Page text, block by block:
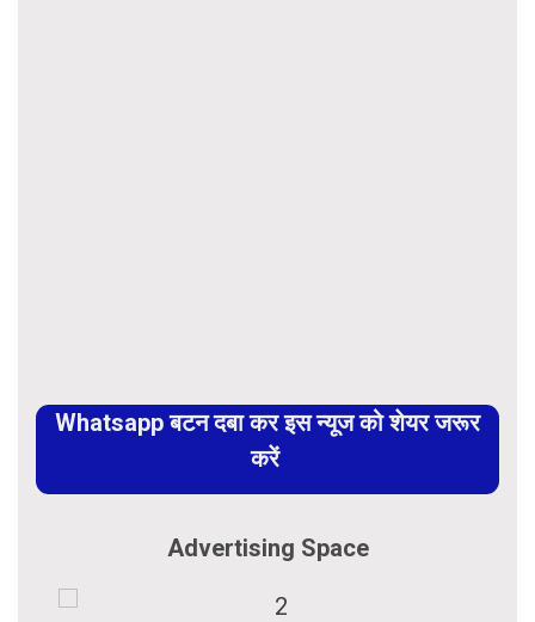
Whatsapp बटन दबा कर इस न्यूज को शेयर जरूर
करें
Advertising Space